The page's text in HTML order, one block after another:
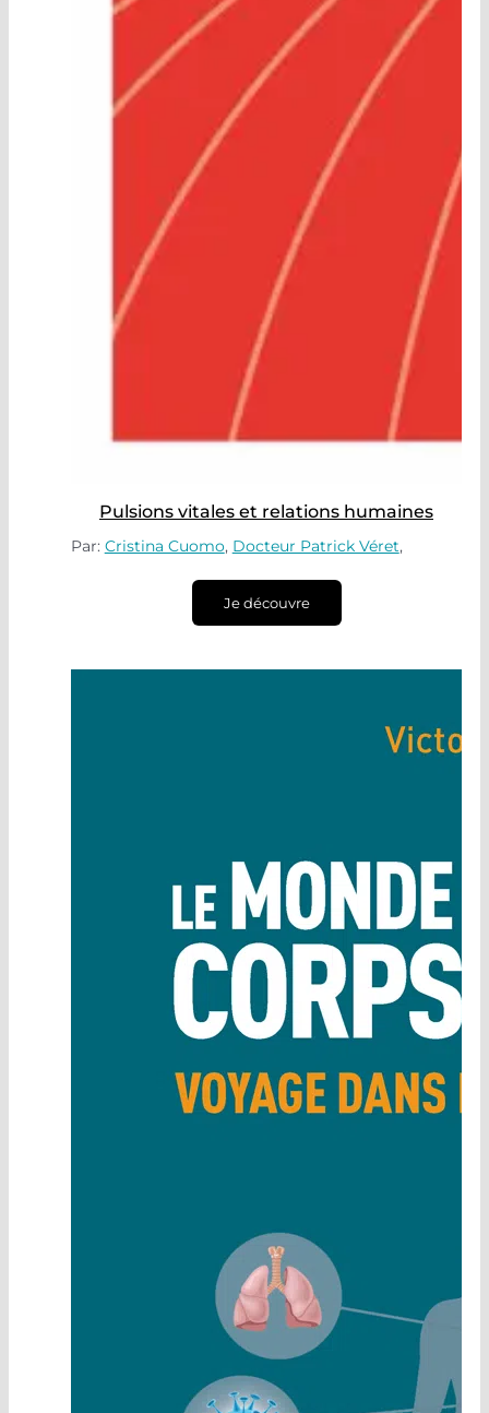
Pulsions vitales et relations humaines
Par: Cristina Cuomo, Docteur Patrick Véret,
Je découvre